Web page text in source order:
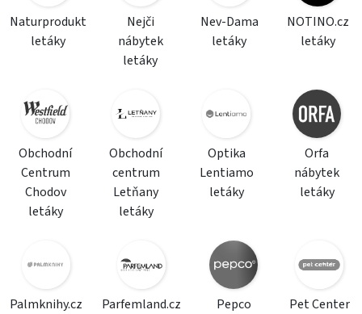
Naturprodukt
letáky
Nejči
nábytek
letáky
Nev-Dama
letáky
NOTINO.cz
letáky
Obchodní
Centrum
Chodov
letáky
Obchodní
centrum
Letňany
letáky
Optika
Lentiamo
letáky
Orfa
nábytek
letáky
Palmknihy.cz
Parfemland.cz
Pepco
Pet Center